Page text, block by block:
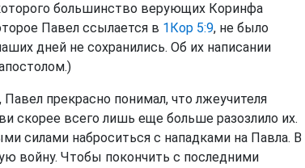
большинство верующих Коринфа
Павел ссылается в 1Кор 5:9, не было
дней не сохранились. Об их написании
прекрасно понимал, что лжеучителя
скорее всего лишь еще больше разозлило их.
силами наброситься с нападками на Павла. В
войну. Чтобы покончить с последними